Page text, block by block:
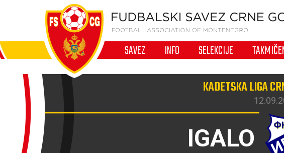
SAVEZ INFO SELEKCIJE
KADETSKA LIGA
IGALO